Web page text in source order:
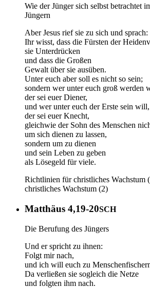
Wie der Jünger sich selbst betrachtet
Jüngern
Aber Jesus rief sie zu sich und sprach:
Ihr wisst, dass die Fürsten der
sie Unterdrücken
und dass die Großen
Gewalt über sie ausüben.
Unter euch aber soll es nicht so sein;
sondern wer unter euch groß werden
der sei euer Diener,
und wer unter euch der Erste sein will,
der sei euer Knecht,
gleichwie der Sohn des Menschen
um sich dienen zu lassen,
sondern um zu dienen
und sein Leben zu geben
als Lösegeld für viele.
Richtlinien für christliches Wachstum
christliches Wachstum (2)
Matthäus 4,19-20SCH
Die Berufung des Jüngers
Und er spricht zu ihnen:
Folgt mir nach,
und ich will euch zu
Da verließen sie sogleich die Netze
und folgten ihm nach.